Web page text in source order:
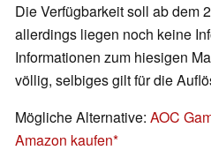
Die Verfügbarkeit soll ab dem
allerdings liegen noch keine
Informationen zum hiesigen
völlig, selbiges gilt für die
Mögliche Alternative: AOC
Amazon kaufen